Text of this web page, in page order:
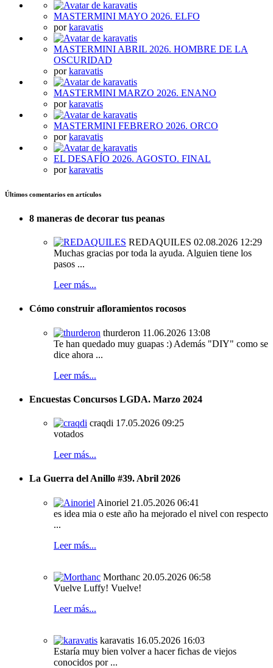
MASTERMINI MAYO 2026. ELFO
porkaravatis
MASTERMINI ABRIL 2026. HOMBRE DE LA
OSCURIDAD
porkaravatis
MASTERMINI MARZO 2026. ENANO
porkaravatis
MASTERMINI FEBRERO 2026. ORCO
porkaravatis
EL DESAFÍO 2026. AGOSTO. FINAL
porkaravatis
Últimos comentarios en artículos
8 maneras de decorar tus peanas
REDAQUILES 02.08.2026 12:29
Muchas gracias por toda la ayuda. Alguien tiene los
pasos ...
Leer más...
Cómo construir afloramientos rocosos
thurderon 11.06.2026 13:08
Te han quedado muy guapas :) Además "DIY" como se
dice ahora ...
Leer más...
Encuestas Concursos LGDA. Marzo 2024
craqdi 17.05.2026 09:25
votados
Leer más...
La Guerra del Anillo #39. Abril 2026
Ainoriel 21.05.2026 06:41
es idea mia o este año ha mejorado el nivel con respecto
...
Leer más...
Morthanc 20.05.2026 06:58
Vuelve Luffy! Vuelve!
Leer más...
karavatis 16.05.2026 16:03
Estaría muy bien volver a hacer fichas de viejos
conocidos por ...